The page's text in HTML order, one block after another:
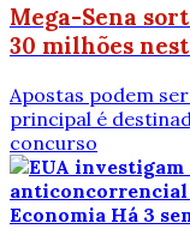
Mega-Sena
30 milhões
Apostas podem
principal é
concurso
Economia Há 3